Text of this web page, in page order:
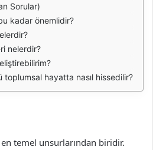
Sorular)
kadar önemlidir?
nelerdir?
toplumsal hayatta nasıl hissedilir?
temel unsurlarından biridir.